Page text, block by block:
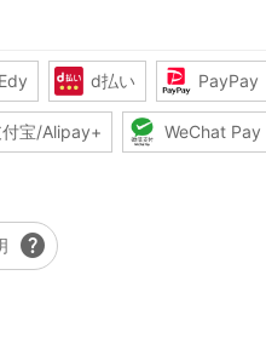
d払い PayPay
宝/Alipay+ WeChat Pay
help